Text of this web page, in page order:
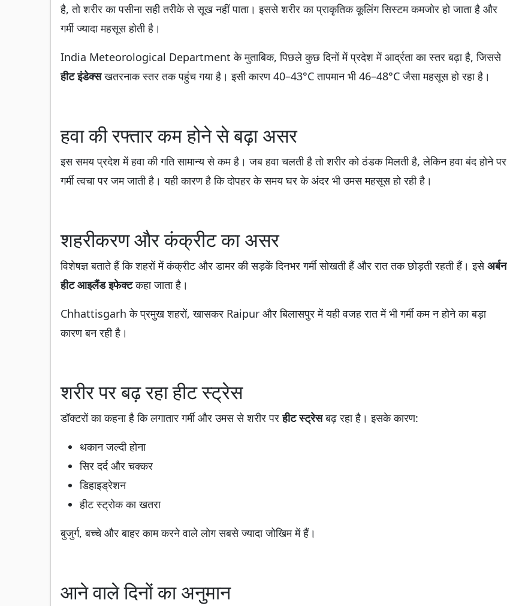
है, तो शरीर का पसीना सही तरीके से सूख नहीं पाता। इससे शरीर का प्राकृतिक कूलिंग सिस्टम कमजोर हो जाता है और
गर्मी ज्यादा महसूस होती है।
India Meteorological Department के मुताबिक, पिछले कुछ दिनों में प्रदेश में आर्द्रता का स्तर बढ़ा है, जिससे
हीट इंडेक्सखतरनाक स्तर तक पहुंच गया है। इसी कारण 40–43°C तापमान भी 46–48°C जैसा महसूस हो रहा है।
हवा की रफ्तार कम होने से बढ़ा असर
इस समय प्रदेश में हवा की गति सामान्य से कम है। जब हवा चलती है तो शरीर को ठंडक मिलती है, लेकिन हवा बंद होने पर
गर्मी त्वचा पर जम जाती है। यही कारण है कि दोपहर के समय घर के अंदर भी उमस महसूस हो रही है।
शहरीकरण और कंक्रीट का असर
विशेषज्ञ बताते हैं कि शहरों में कंक्रीट और डामर की सड़कें दिनभर गर्मी सोखती हैं और रात तक छोड़ती रहती हैं। इसेअर्बन
हीट आइलैंड इफेक्टकहा जाता है।
Chhattisgarh के प्रमुख शहरों, खासकर Raipur और बिलासपुर में यही वजह रात में भी गर्मी कम न होने का बड़ा
कारण बन रही है।
शरीर पर बढ़ रहा हीट स्ट्रेस
डॉक्टरों का कहना है कि लगातार गर्मी और उमस से शरीर परहीट स्ट्रेसबढ़ रहा है। इसके कारण:
थकान जल्दी होना
सिर दर्द और चक्कर
डिहाइड्रेशन
हीट स्ट्रोक का खतरा
बुजुर्ग, बच्चे और बाहर काम करने वाले लोग सबसे ज्यादा जोखिम में हैं।
आने वाले दिनों का अनुमान